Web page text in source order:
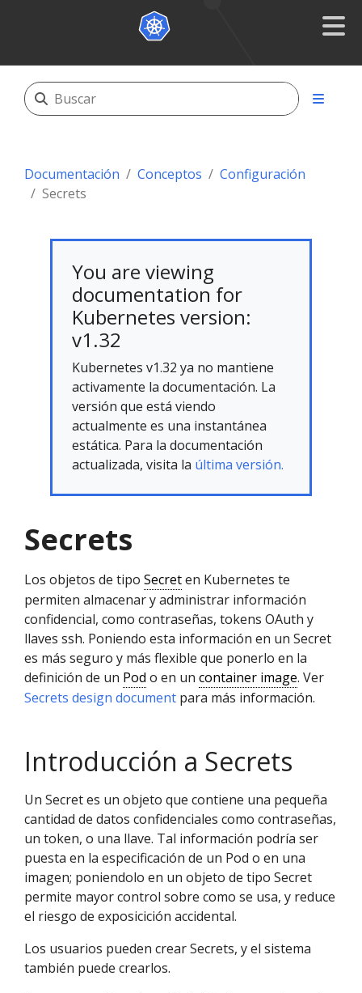
Documentación Conceptos
Configuración
Secrets
You are viewing
documentation for
Kubernetes version:
v1.32
Kubernetes v1.32 ya no mantiene
activamente la documentación. La
versión que está viendo
actualmente es una instantánea
estática. Para la documentación
actualizada, visita la última versión.
Secrets
Los objetos de tipo Secreten Kubernetes te
permiten almacenar y administrar información
confidencial, como contraseñas, tokens OAuth y
llaves ssh. Poniendo esta información en un Secret
es más seguro y más flexible que ponerlo en la
definición de un Pod o en un container image. Ver
Secrets design document para más información.
Introducción a Secrets
Un Secret es un objeto que contiene una pequeña
cantidad de datos confidenciales como contraseñas,
un token, o una llave. Tal información podría ser
puesta en la especificación de un Pod o en una
imagen; poniendolo en un objeto de tipo Secret
permite mayor control sobre como se usa, y reduce
el riesgo de exposicición accidental.
Los usuarios pueden crear Secrets, y el sistema
también puede crearlos.